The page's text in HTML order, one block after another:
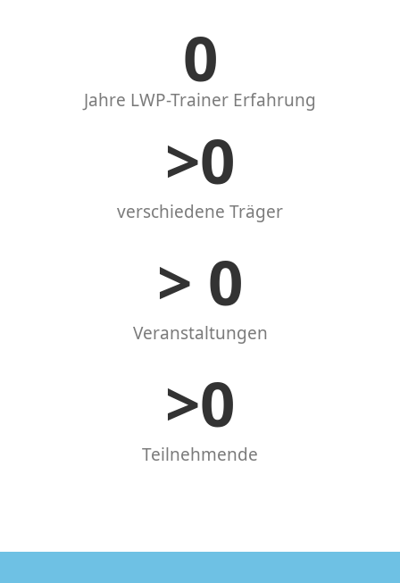
Jahre LWP-Trainer Erfahrung
0
verschiedene Träger
>0
Veranstaltungen
> 0
Teilnehmende
>0